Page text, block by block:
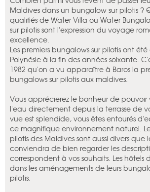
Maldives dans un bungalow sur pilotis ?
qualifiés de Water Villa ou Water
sur pilotis sont l'expression du voyage
excellence.
Les premiers bungalows sur pilotis ont été
Polynésie à la fin des années soixante.
1982 qu'on a vu apparaître à Baros la
bungalows sur pilotis aux maldives.
Vous apprécierez le bonheur de pouvoir
l'eau directement depuis la terrasse de
vue est splendide, vous êtes entourés
ce magnifique environnement naturel.
pilotis des Maldives sont aussi divers que
conviendra de bien regarder les
correspondent à vos souhaits. Les hôtels
dans les aménagements de leurs
pilotis.